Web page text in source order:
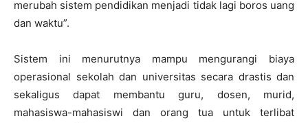
merubah sistem pendidikan menjadi tidak lagi boros uang
dan waktu”.
Sistem ini menurutnya mampu mengurangi biaya
operasional sekolah dan universitas secara drastis dan
sekaligus dapat membantu guru, dosen, murid,
mahasiswa-mahasiswi dan orang tua untuk terlibat